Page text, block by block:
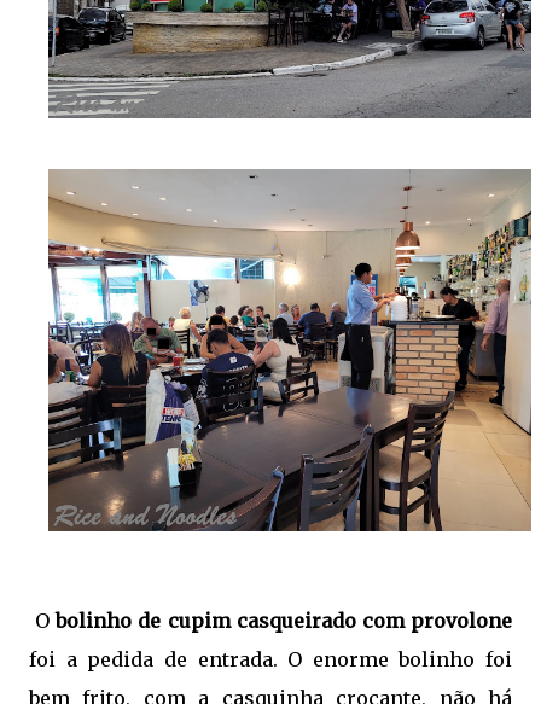
Obolinho de cupim casqueirado com provolone
foi a pedida de entrada. O enorme bolinho foi
bem frito, com a casquinha crocante, não há